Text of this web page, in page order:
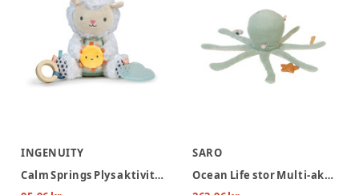
INGENUITY
Calm Springs Plys aktivitetslegetøj - fåret Sheppy
SARO
Ocean Life stor Multi-aktivitets plys - Mint